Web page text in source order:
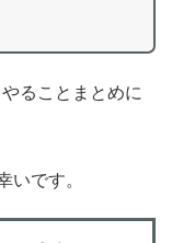
ることまとめに
です。